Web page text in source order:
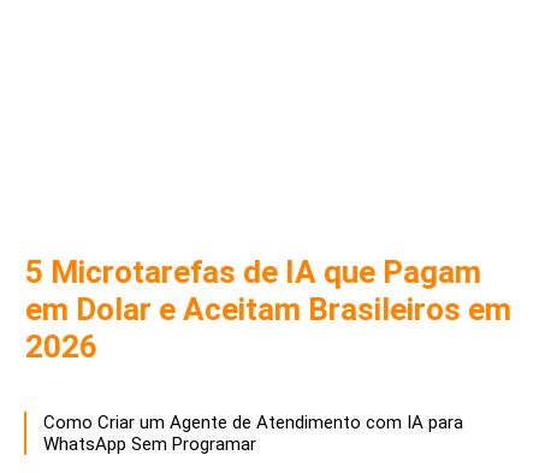
5 Microtarefas de IA que Pagam
em Dolar e Aceitam Brasileiros em
2026
Como Criar um Agente de Atendimento com IA para
WhatsApp Sem Programar